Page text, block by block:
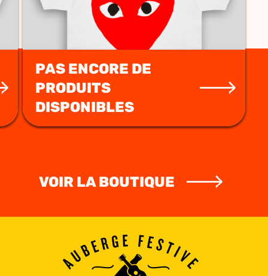
PAS ENCORE DE
PRODUITS
DISPONIBLES
VOIR LA BOUTIQUE